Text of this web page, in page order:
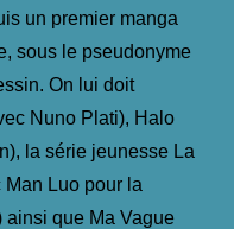
un premier manga
sous le pseudonyme
On lui doit
Nuno Plati), Halo
la série jeunesse La
Luo pour la
que Ma Vague